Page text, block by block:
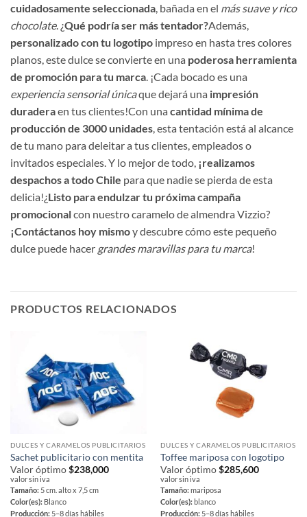
cuidadosamente seleccionada , bañada en el más suave y rico
chocolate. ¿Qué podría ser más tentador?Además,
personalizado con tu logotipo impreso en hasta tres colores
planos, este dulce se convierte en una poderosa herramienta
de promoción para tu marca . ¡Cada bocado es una
experiencia sensorial únicaque dejará una impresión
duraderaen tus clientes!Con una cantidad mínima de
producción de 3000 unidades , esta tentación está al alcance
de tu mano para deleitar a tus clientes, empleados o
invitados especiales. Y lo mejor de todo, ¡realizamos
despachos a todo Chile para que nadie se pierda de esta
delicia!¿Listo para endulzar tu próxima campaña
promocionalcon nuestro caramelo de almendra Vizzio?
¡Contáctanos hoy mismoy descubre cómo este pequeño
dulce puede hacer grandes maravillas para tu marca!
PRODUCTOS RELACIONADOS
DULCES Y CARAMELOS PUBLICITARIOS
Sachet publicitario con mentita
Valor óptimo$238,000
valor sin iva
Tamaño:5 cm. alto x 7,5 cm
Color(es):Blanco
Producción:5–8 días hábiles
DULCES Y CARAMELOS PUBLICITARIOS
Toffee mariposa con logotipo
Valor óptimo$285,600
valor sin iva
Tamaño:mariposa
Color(es):blanco
Producción:5–8 días hábiles